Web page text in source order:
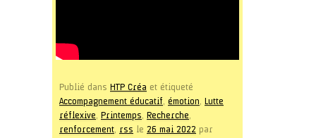
Publié dans HTP Créa et étiqueté
Accompagnement éducatif, émotion, Lutte
réflexive, Printemps, Recherche,
renforcement, rss le 26 mai 2022 par